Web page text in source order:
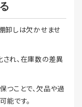
卸しは欠かせませ
れ、在庫数の差異
つことで、欠品や過
能です。